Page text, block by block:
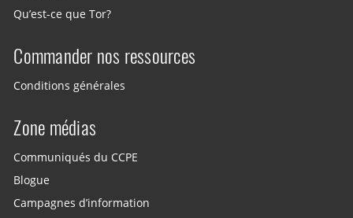
Qu’est-ce que Tor?
Commander nos ressources
Conditions générales
Zone médias
Communiqués du CCPE
Blogue
Campagnes d’information